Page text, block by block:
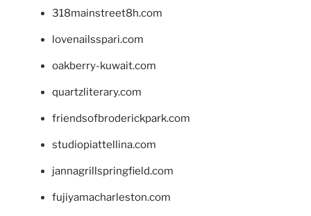
318mainstreet8h.com
lovenailsspari.com
oakberry-kuwait.com
quartzliterary.com
friendsofbroderickpark.com
studiopiattellina.com
jannagrillspringfield.com
fujiyamacharleston.com